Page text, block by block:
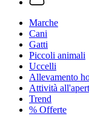
Marche
Cani
Gatti
Piccoli animali
Uccelli
Allevamento
Attività
Trend
% Offerte